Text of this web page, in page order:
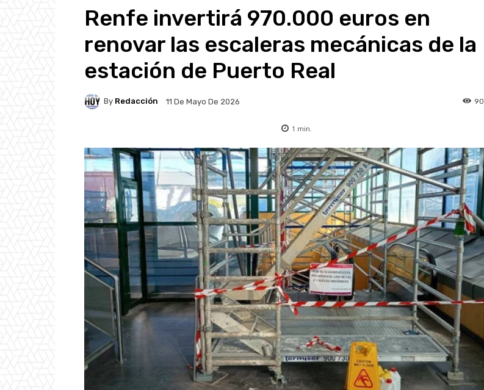
Renfe invertirá 970.000 euros en
renovar las escaleras mecánicas de la
estación de Puerto Real
By Redacción 11 De Mayo De 2026 90
1 min.